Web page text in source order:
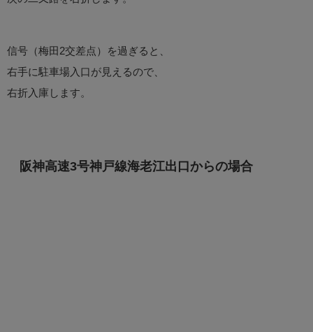
信号（梅田2交差点）を過ぎると、
右手に駐車場入口が見えるので、
右折入庫します。
阪神高速3号神戸線海老江出口からの場合